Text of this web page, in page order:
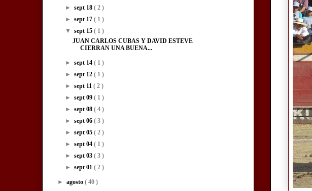
► sept 18 ( 2 )
► sept 17 ( 1 )
▼ sept 15 ( 1 )
JUAN CARLOS CUBAS Y DAVID ESTEVE
CIERRAN UNA BUENA...
► sept 14 ( 1 )
► sept 12 ( 1 )
► sept 11 ( 2 )
► sept 09 ( 1 )
► sept 08 ( 4 )
► sept 06 ( 3 )
► sept 05 ( 2 )
► sept 04 ( 1 )
► sept 03 ( 3 )
► sept 01 ( 2 )
►agosto( 40 )